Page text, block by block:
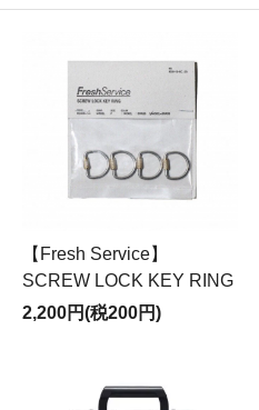
【Fresh Service】
SCREW LOCK KEY RING
2,200円(税200円)